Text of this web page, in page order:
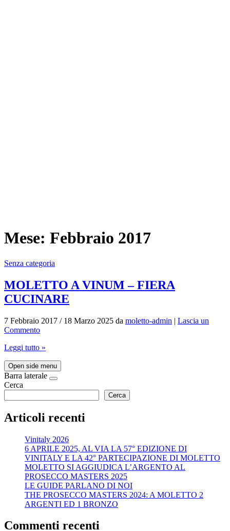
Mese: Febbraio 2017
Senza categoria
MOLETTO A VINUM – FIERA
CUCINARE
7 Febbraio 2017 / 18 Marzo 2025 da moletto-admin | Lascia un
Commento
Leggi tutto »
Open side menu
Barra laterale
Cerca
Cerca
Articoli recenti
Vinitaly 2026
6 APRILE 2025, AL VIA LA 57° EDIZIONE DI
VINITALY E LA 42° PARTECIPAZIONE DI MOLETTO
MOLETTO SI AGGIUDICA L’ARGENTO AL
PROSECCO MASTERS 2025
LE GUIDE PARLANO DI NOI
THE PROSECCO MASTERS 2024: A MOLETTO 2
ARGENTI ED 1 BRONZO
Commenti recenti